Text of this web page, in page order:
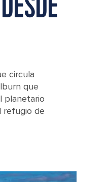
circula
que
planetario
refugio de